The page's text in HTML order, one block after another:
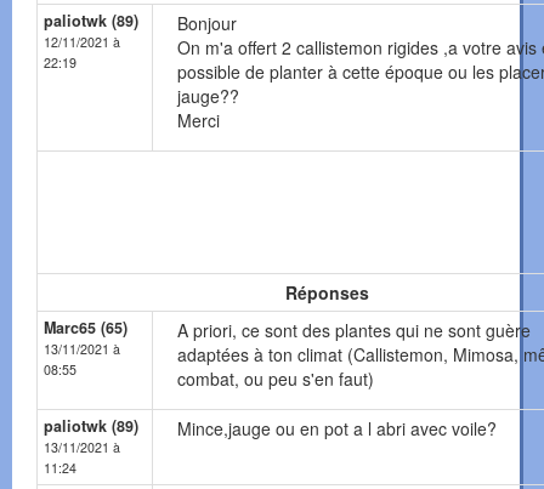
paliotwk (89)
12/11/2021 à
22:19
Bonjour
On m'a offert 2 callistemon rigides ,a votre avis
possible de planter à cette époque ou les
jauge??
Merci
Réponses
Marc65 (65)
13/11/2021 à
08:55
A priori, ce sont des plantes qui ne sont guère
adaptées à ton climat (Callistemon, Mimosa,
combat, ou peu s'en faut)
paliotwk (89)
13/11/2021 à
11:24
Mince,jauge ou en pot a l abri avec voile?